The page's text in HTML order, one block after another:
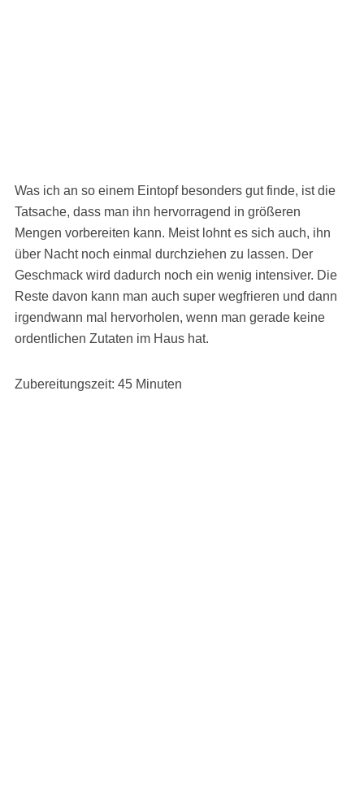
Was ich an so einem Eintopf besonders gut finde, ist die
Tatsache, dass man ihn hervorragend in größeren
Mengen vorbereiten kann. Meist lohnt es sich auch, ihn
über Nacht noch einmal durchziehen zu lassen. Der
Geschmack wird dadurch noch ein wenig intensiver. Die
Reste davon kann man auch super wegfrieren und dann
irgendwann mal hervorholen, wenn man gerade keine
ordentlichen Zutaten im Haus hat.
Zubereitungszeit: 45 Minuten